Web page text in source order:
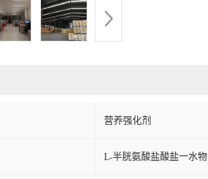
营养强化剂
L-半胱氨酸盐酸盐一水物